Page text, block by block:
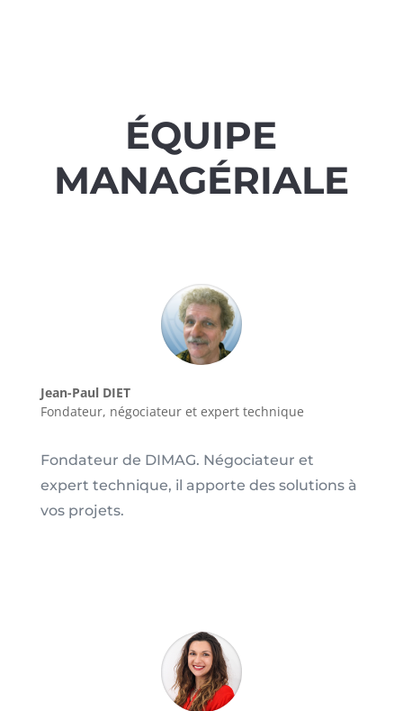
ÉQUIPE
MANAGÉRIALE
Jean-Paul DIET
Fondateur, négociateur et expert technique
Fondateur de DIMAG. Négociateur et
expert technique, il apporte des solutions à
vos projets.